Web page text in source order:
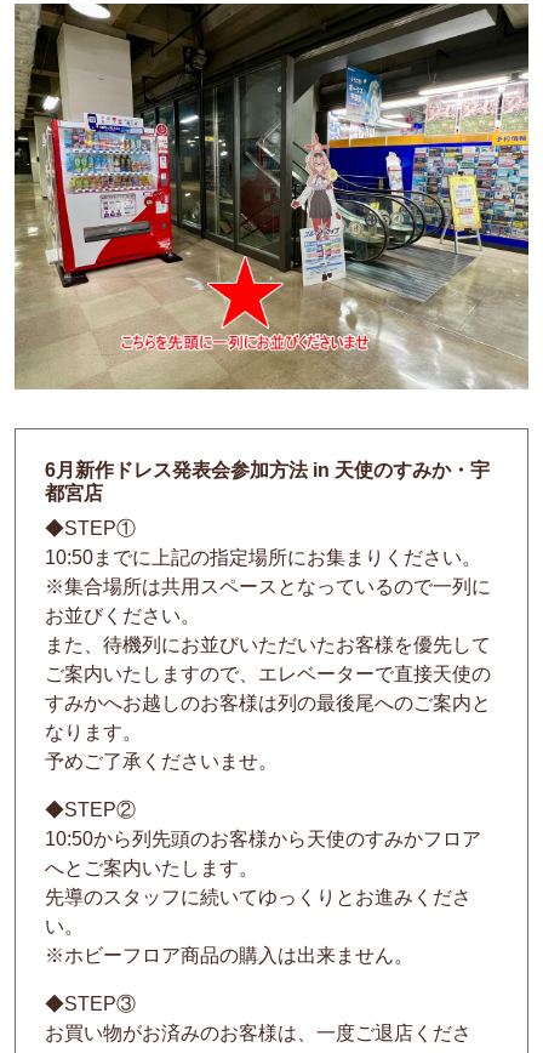
6月新作ドレス発表会参加方法 in 天使のすみか・宇
都宮店
◆STEP①
10:50までに上記の指定場所にお集まりください。
※集合場所は共用スペースとなっているので一列に
お並びください。
また、待機列にお並びいただいたお客様を優先して
ご案内いたしますので、エレベーターで直接天使の
すみかへお越しのお客様は列の最後尾へのご案内と
なります。
予めご了承くださいませ。
◆STEP②
10:50から列先頭のお客様から天使のすみかフロア
へとご案内いたします。
先導のスタッフに続いてゆっくりとお進みくださ
い。
※ホビーフロア商品の購入は出来ません。
◆STEP③
お買い物がお済みのお客様は、一度ご退店くださ